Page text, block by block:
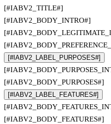
[#IABV2_TITLE#]
[#IABV2_BODY_INTRO#]
[#IABV2_LABEL_PURPOSES#]
[#IABV2_BODY_PURPOSES#]
[#IABV2_LABEL_FEATURES#]
[#IABV2_BODY_FEATURES#]